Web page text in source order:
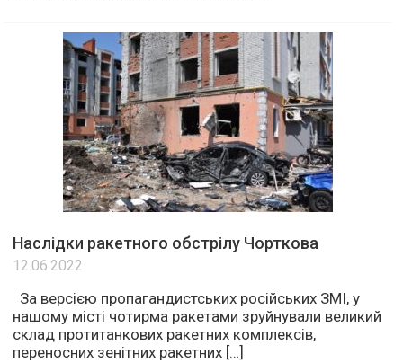
Наслідки ракетного обстрілу Чорткова
12.06.2022
За версією пропагандистських російських ЗМІ, у
нашому місті чотирма ракетами зруйнували великий
склад протитанкових ракетних комплексів,
переносних зенітних ракетних […]